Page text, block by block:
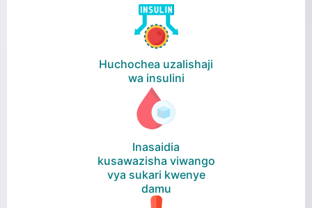
Huchochea uzalishaji
wa insulini
Inasaidia
kusawazisha viwango
vya sukari kwenye
damu